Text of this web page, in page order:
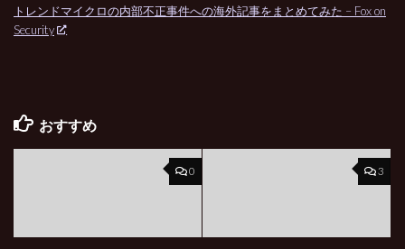
トレンドマイクロの内部不正事件への海外記事をまとめてみた – Fox on
Security
おすすめ
0 3